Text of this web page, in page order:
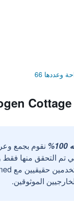
66
نقوم بجمع
تم التحقق منها فقط
الموثوقين.